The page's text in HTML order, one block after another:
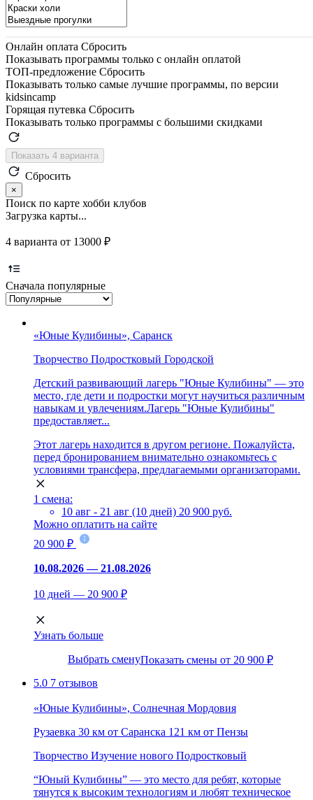
Онлайн оплата Сбросить
Показывать программы только с онлайн оплатой
ТОП-предложение Сбросить
Показывать только самые лучшие программы, по версии
kidsincamp
Горящая путевка Сбросить
Показывать только программы с большими скидками
Показать 4 варианта
Сбросить
×
Поиск по карте хобби клубов
Загрузка карты...
4 варианта от 13000 ₽
Сначала популярные
«Юные Кулибины», Саранск
Творчество Подростковый Городской
Детский развивающий лагерь "Юные Кулибины" — это
место, где дети и подростки могут научиться различным
навыкам и увлечениям.Лагерь "Юные Кулибины"
предоставляет...
Этот лагерь находится в другом регионе. Пожалуйста,
перед бронированием внимательно ознакомьтесь с
условиями трансфера, предлагаемыми организаторами.
1 смена:
10 авг - 21 авг (10 дней) 20 900 руб.
Можно оплатить на сайте
20 900 ₽
10.08.2026 — 21.08.2026
10 дней — 20 900 ₽
Узнать больше
Выбрать сменуПоказать смены от 20 900 ₽
5.0 7 отзывов
«Юные Кулибины», Солнечная Мордовия
Рузаевка 30 км от Саранска 121 км от Пензы
Творчество Изучение нового Подростковый
“Юный Кулибины” — это место для ребят, которые
тянутся к высоким технологиям и любят техническое